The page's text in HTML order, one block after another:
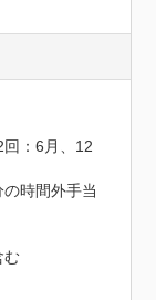
：6月、12
時間外手当
む